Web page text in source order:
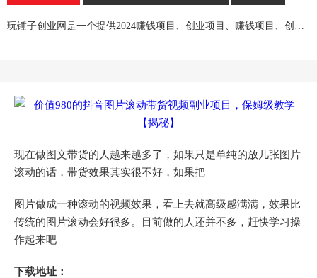
玩锤子创业网是一个提供2024赚钱项目、创业项目、赚钱项目、创业赚钱教程、引流教程的创业网,欢迎来玩锤子创业网！
现在做图文带货的人越来越多了，如果只是单纯的放几张图片
滚动的话，带货效果其实很不好，如果把
图片做成一种滚动的视频效果，看上去就高级感满满，效果比
传统的图片滚动会好很多。目前做的人还并不多，赶快学习操
作起来吧
下载地址：